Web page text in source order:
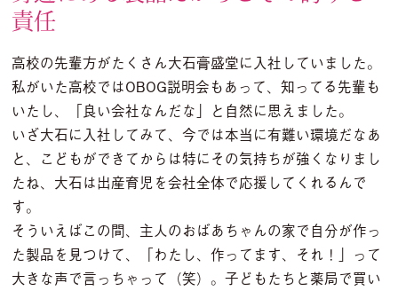
責任
高校の先輩方がたくさん大石膏盛堂に入社していました。
私がいた高校ではOBOG説明会もあって、知ってる先輩も
いたし、「良い会社なんだな」と自然に思えました。
いざ大石に入社してみて、今では本当に有難い環境だなあ
と、こどもができてからは特にその気持ちが強くなりまし
たね、大石は出産育児を会社全体で応援してくれるんで
す。
そういえばこの間、主人のおばあちゃんの家で自分が作っ
た製品を見つけて、「わたし、作ってます、それ！」って
大きな声で言っちゃって（笑）。子どもたちと薬局で買い